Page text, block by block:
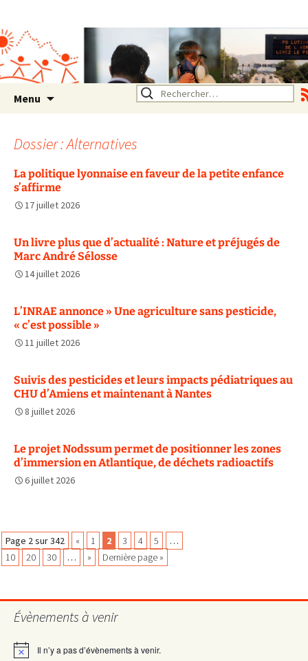
Rhône Alpes
Un environnement sain pour
la santé de tous
Menu Rechercher :
Dossier : Alternatives
La politique lyonnaise en faveur de la petite enfance
s’affirme
17 juillet 2026
Un livre plus que d’actualité : Nature et préjugés de
Marc André Sélosse
14 juillet 2026
L’INRAE annonce » Une agriculture sans pesticide,
« c’est possible »
11 juillet 2026
Suivis des pesticides et leurs impacts pédiatriques au
CHU d’Amiens et maintenant à Nantes
8 juillet 2026
Le projet Nodssum permet de positionner les zones
d’immersion en Atlantique, de déchets radioactifs
6 juillet 2026
Navigation
des
articles
Page 2 sur 342 « 1 2 3 4 5
…
10
20 30 … » Dernière page »
Évènements à venir
Notice Il n’y a pas d’évènements à venir.